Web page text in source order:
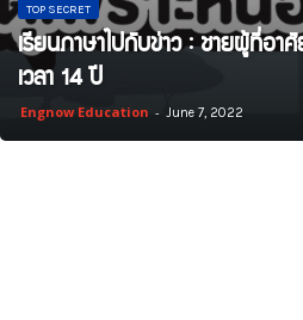
TOP SECRET
เรียนภาษาไปกับข่าว : ชายผู้ที่อา
เวลา 14 ปี
Engnow Education - June 7, 2022